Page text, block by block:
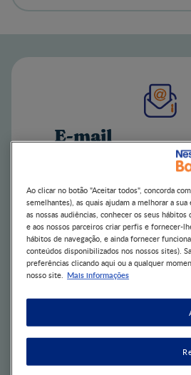
E-mail
Receba conselhos dos
Envie-nos um e-mail
Contacte-nos
Conselhos de especialistas
Das 08:30 às 20:30 (segunda a
800 201 937 (gratuito)
Ao clicar no botão "Aceitar todos", concorda
semelhantes), as quais ajudam a melhorar a
as nossas audiências, conhecer os seus
e aos nossos parceiros criar perfis e fornecer-
hábitos de navegação, e ainda fornecer
conteúdos disponibilizados nos nossos sites).
preferências clicando aqui ou a qualquer
nosso site. Mais informações